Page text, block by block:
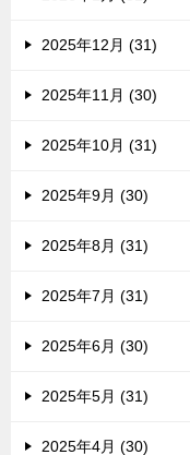
2025年12月 (31)
2025年11月 (30)
2025年10月 (31)
2025年9月 (30)
2025年8月 (31)
2025年7月 (31)
2025年6月 (30)
2025年5月 (31)
2025年4月 (30)